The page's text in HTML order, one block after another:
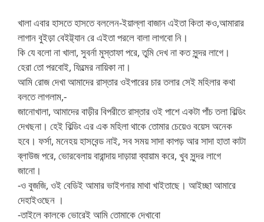
খালা এবার হাসতে হাসতে বললেন-ইয়াল্লা বাজান এইতা কিতা কও,আমারার
লাগান বুইড়া বেইট্ট্যান রে এইতা পরলে বালা লাগবো নি।
কি যে বলো না খালা, সুবর্না মুস্তাফা পরে, তুমি দেখ না কত সুন্দর লাগে।
হেরা তো পরবোই, ফিল্মের নায়িকা না।
আমি রোজ দেখা আমাদের রাস্তার ওইপারের চার তলার সেই মহিলার কথা
বলতে লাগলাম,-
জানোখালা, আমাদের বাড়ীর বিপরীতে রাস্তার ওই পাশে একটা পাঁচ তলা বিল্ডিং
দেখছনা। হেই বিল্ডিং এর এক মহিলা থাকে তোমার চেয়েও বয়েস অনেক
হবে। ফর্সা, মনেহয় হাসবেন্ড নাই, সব সময় সাদা কাপড় আর সাদা হাতা কাটা
ব্লাউজ পরে, ভোরবেলায় বারান্দায় দাড়ায়া ব্যায়াম করে, খুব সুন্দর লাগে
জানো।
-ও বুজজি, ওই বেডিই আমার ভাইগনার মাথা খাইতাছে। আইচ্ছা আমারে
দেহাইওছেন ।
-তাইলে কালকে ভোরেই আমি তোমাকে দেখাবো